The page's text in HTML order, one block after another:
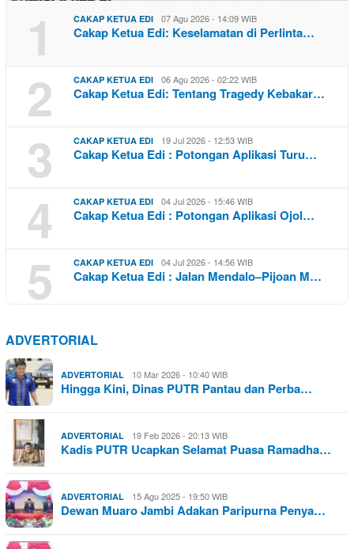
1 CAKAP KETUA EDI 07 Agu 2026 - 14:09 WIB
Cakap Ketua Edi: Keselamatan di Perlinta…
2 CAKAP KETUA EDI 06 Agu 2026 - 02:22 WIB
Cakap Ketua Edi: Tentang Tragedy Kebakar…
3 CAKAP KETUA EDI 19 Jul 2026 - 12:53 WIB
Cakap Ketua Edi : Potongan Aplikasi Turu…
4 CAKAP KETUA EDI 04 Jul 2026 - 15:46 WIB
Cakap Ketua Edi : Potongan Aplikasi Ojol…
5 CAKAP KETUA EDI 04 Jul 2026 - 14:56 WIB
Cakap Ketua Edi : Jalan Mendalo–Pijoan M…
ADVERTORIAL
ADVERTORIAL 10 Mar 2026 - 10:40 WIB
Hingga Kini, Dinas PUTR Pantau dan Perba…
ADVERTORIAL 19 Feb 2026 - 20:13 WIB
Kadis PUTR Ucapkan Selamat Puasa Ramadha…
ADVERTORIAL 15 Agu 2025 - 19:50 WIB
Dewan Muaro Jambi Adakan Paripurna Penya…